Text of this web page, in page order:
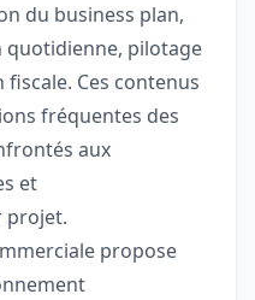
du business plan,
quotidienne, pilotage
Ces contenus
fréquentes des
aux
et
projet.
propose